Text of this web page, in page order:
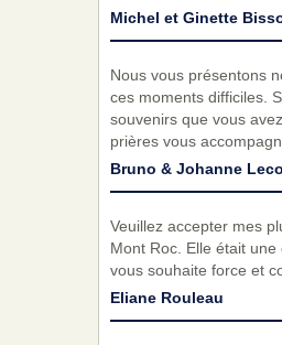
Michel et Ginette
Nous vous présentons
ces moments difficiles.
souvenirs que vous
prières vous
Bruno & Johanne
Veuillez accepter mes
Mont Roc. Elle était
vous souhaite force et
Eliane Rouleau